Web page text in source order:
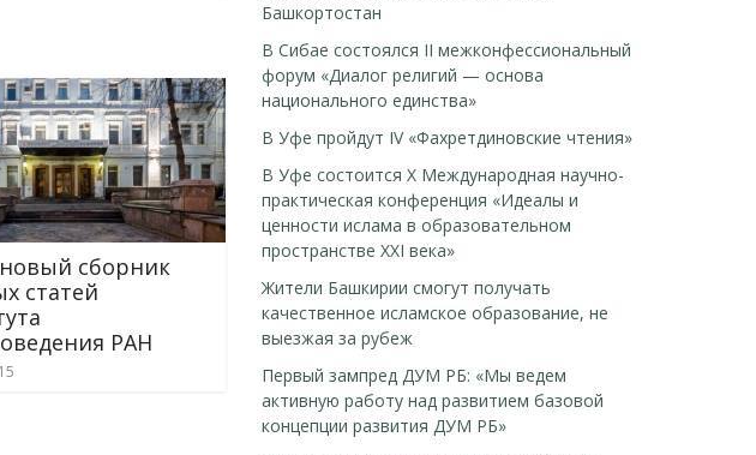
сборник
статей
РАН
Башкортостан
В Сибае состоялся II межконфессиональный
форум «Диалог религий — основа
национального единства»
В Уфе пройдут IV «Фахретдиновские чтения»
В Уфе состоится Х Международная научно-
практическая конференция «Идеалы и
ценности ислама в образовательном
пространстве XXI века»
Жители Башкирии смогут получать
качественное исламское образование, не
выезжая за рубеж
Первый зампред ДУМ РБ: «Мы ведем
активную работу над развитием базовой
концепции развития ДУМ РБ»